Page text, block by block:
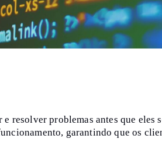
resolver problemas antes que eles
garantindo que os